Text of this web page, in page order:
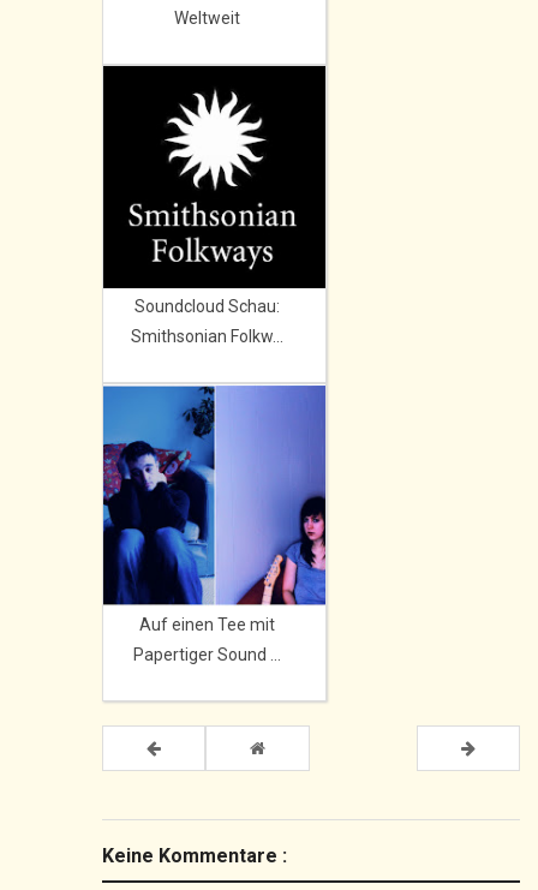
Weltweit
Soundcloud Schau:
Smithsonian Folkw...
Auf einen Tee mit
Papertiger Sound ...
Keine Kommentare :